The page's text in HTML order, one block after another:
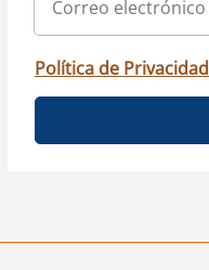
Política de Privacidad